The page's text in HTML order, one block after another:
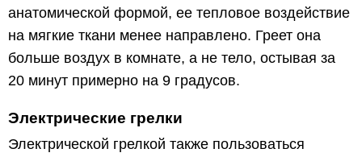
анатомической формой, ее тепловое воздействие
на мягкие ткани менее направлено. Греет она
больше воздух в комнате, а не тело, остывая за
20 минут примерно на 9 градусов.
Электрические грелки
Электрической грелкой также пользоваться